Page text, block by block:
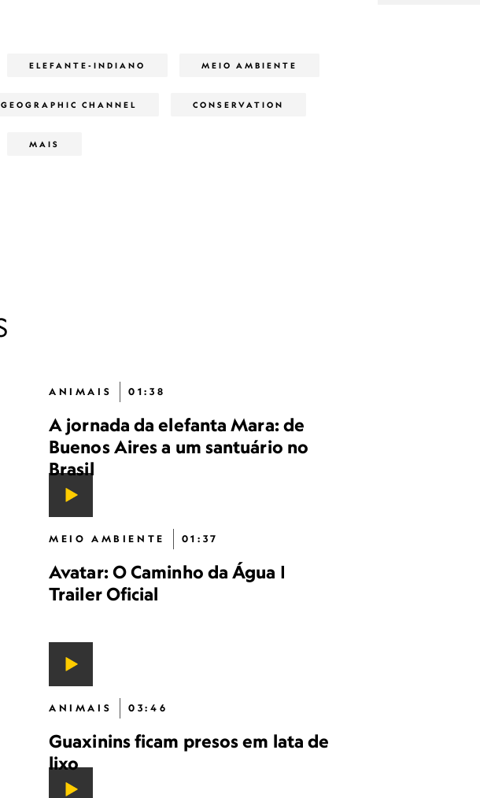
ELEFANTE-INDIANO MEIO AMBIENTE
CHANNEL CONSERVATION
MAIS
ANIMAIS 01:38
A jornada da elefanta Mara: de
Buenos Aires a um santuário no
Brasil
MEIO AMBIENTE 01:37
Avatar: O Caminho da Água |
Trailer Oficial
ANIMAIS 03:46
Guaxinins ficam presos em lata de
lixo